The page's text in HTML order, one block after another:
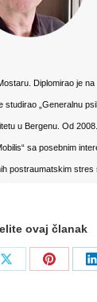
Diplomirao je
studirao „Generalnu
u Bergenu. Od
sa posebnim
postraumatskim stres
ovaj članak
Share
Share